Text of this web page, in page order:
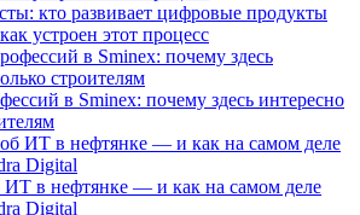
кто развивает цифровые продукты
устроен этот процесс
в Sminex: почему здесь интересно
в нефтянке — и как на самом деле
Digital